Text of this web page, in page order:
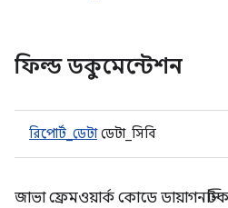
ফিল্ড ডকুমেন্টেশন
রিপোর্ট_ডেটাডেটা_সিবি
জাভা ফ্রেমওয়ার্ক কোডে